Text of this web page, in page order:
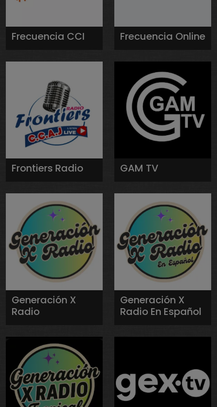
Frecuencia CCI Frecuencia Online
Frontiers Radio GAM TV
Generación X
Radio
Generación X
Radio En Español